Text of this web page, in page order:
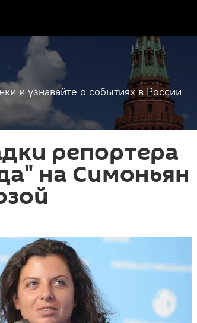
и узнавайте о событиях в России
репортера
на Симоньян